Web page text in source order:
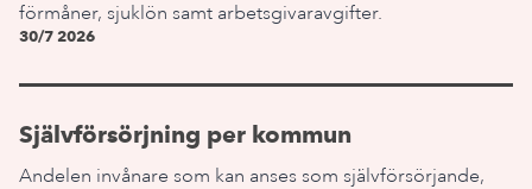
förmåner, sjuklön samt arbetsgivaravgifter.
30/7 2026
Självförsörjning per kommun
Andelen invånare som kan anses som självförsörjande,